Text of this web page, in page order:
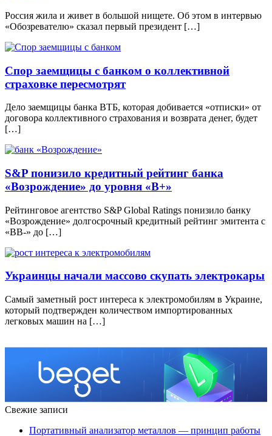
Россия жила и живет в большой нищете. Об этом в интервью
«Обозревателю» сказал первый президент […]
Спор заемщицы с банком о коллективной
страховке пересмотрят
Дело заемщицы банка ВТБ, которая добивается «отписки» от
договора коллективного страхования и возврата денег, будет
[…]
S&P понизило кредитный рейтинг банка
«Возрождение» до уровня «B+»
Рейтинговое агентство S&P Global Ratings понизило банку
«Возрождение» долгосрочный кредитный рейтинг эмитента с
«ВВ-» до […]
Украинцы начали массово скупать электрокары
Самый заметный рост интереса к электромобилям в Украине,
который подтвержден количеством импортированных
легковых машин на […]
Свежие записи
Портативный анализатор металлов — принцип работы